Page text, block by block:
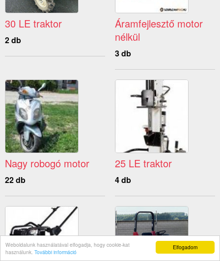
Elfogadom
Weboldalunk használatával elfogadja, hogy cookie-kat
használunk. További információ
30 LE traktor
2 db
Áramfejlesztő motor
nélkül
3 db
Nagy robogó motor
22 db
25 LE traktor
4 db